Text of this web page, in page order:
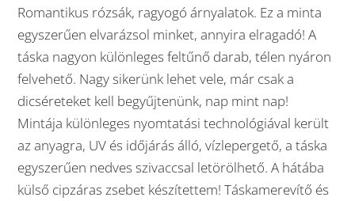
Romantikus rózsák, ragyogó árnyalatok. Ez a minta
egyszerűen elvarázsol minket, annyira elragadó! A
táska nagyon különleges feltűnő darab, télen nyáron
felvehető. Nagy sikerünk lehet vele, már csak a
dicséreteket kell begyűjtenünk, nap mint nap!
Mintája különleges nyomtatási technológiával került
az anyagra, UV és időjárás álló, vízlepergető, a táska
egyszerűen nedves szivaccsal letörölhető. A hátába
külső cipzáras zsebet készítettem! Táskamerevítő és